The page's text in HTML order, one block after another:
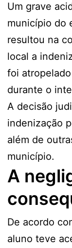
Um grave
município do
resultou na
local a
foi
durante o
A decisão
indenização
além de
município.
A
De acordo
aluno teve